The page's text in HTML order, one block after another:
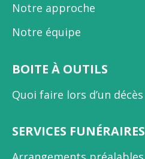
Notre approche
Notre équipe
BOITE À OUTILS
Quoi faire lors d’un décès
SERVICES FUNÉRAIRES